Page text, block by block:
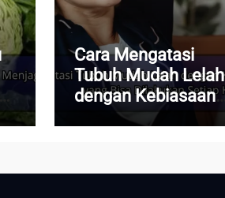
Cara Mengatasi
Tubuh Mudah Lelah
dengan Kebiasaan
Sederhana yang Bisa